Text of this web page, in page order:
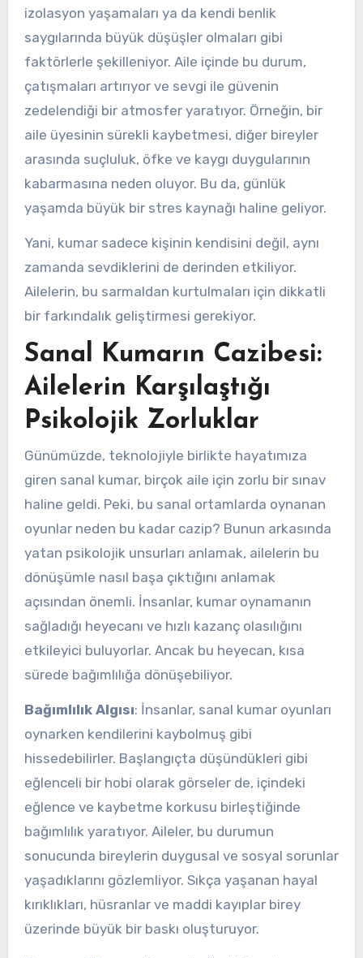
izolasyon yaşamaları ya da kendi benlik
saygılarında büyük düşüşler olmaları gibi
faktörlerle şekilleniyor. Aile içinde bu durum,
çatışmaları artırıyor ve sevgi ile güvenin
zedelendiği bir atmosfer yaratıyor. Örneğin, bir
aile üyesinin sürekli kaybetmesi, diğer bireyler
arasında suçluluk, öfke ve kaygı duygularının
kabarmasına neden oluyor. Bu da, günlük
yaşamda büyük bir stres kaynağı haline geliyor.
Yani, kumar sadece kişinin kendisini değil, aynı
zamanda sevdiklerini de derinden etkiliyor.
Ailelerin, bu sarmaldan kurtulmaları için dikkatli
bir farkındalık geliştirmesi gerekiyor.
Sanal Kumarın Cazibesi:
Ailelerin Karşılaştığı
Psikolojik Zorluklar
Günümüzde, teknolojiyle birlikte hayatımıza
giren sanal kumar, birçok aile için zorlu bir sınav
haline geldi. Peki, bu sanal ortamlarda oynanan
oyunlar neden bu kadar cazip? Bunun arkasında
yatan psikolojik unsurları anlamak, ailelerin bu
dönüşümle nasıl başa çıktığını anlamak
açısından önemli. İnsanlar, kumar oynamanın
sağladığı heyecanı ve hızlı kazanç olasılığını
etkileyici buluyorlar. Ancak bu heyecan, kısa
sürede bağımlılığa dönüşebiliyor.
Bağımlılık Algısı: İnsanlar, sanal kumar oyunları
oynarken kendilerini kaybolmuş gibi
hissedebilirler. Başlangıçta düşündükleri gibi
eğlenceli bir hobi olarak görseler de, içindeki
eğlence ve kaybetme korkusu birleştiğinde
bağımlılık yaratıyor. Aileler, bu durumun
sonucunda bireylerin duygusal ve sosyal sorunlar
yaşadıklarını gözlemliyor. Sıkça yaşanan hayal
kırıklıkları, hüsranlar ve maddi kayıplar birey
üzerinde büyük bir baskı oluşturuyor.